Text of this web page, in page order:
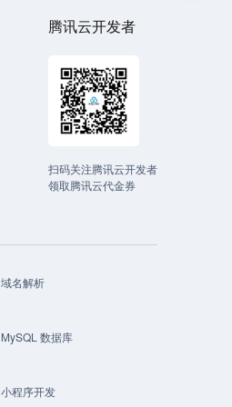
腾讯云开发者
扫码关注腾讯云开发者
领取腾讯云代金券
域名解析
MySQL 数据库
小程序开发